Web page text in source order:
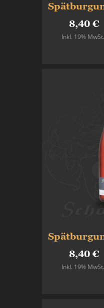
8,40 €
Inkl. 19% MwSt.
8,40 €
Inkl. 19% MwSt.